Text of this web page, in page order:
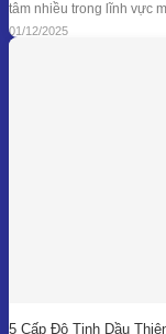
tâm nhiều trong lĩnh vực
đặc trưng, vừa sở hữu
trong nhiều nghiên cứu.
01/12/2025
5 Cấp Độ Tinh Dầu